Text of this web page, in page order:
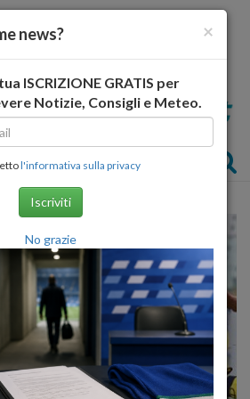
×
news?
ISCRIZIONE GRATIS per
Notizie, Consigli e Meteo.
l'informativa sulla privacy
Iscriviti
No grazie